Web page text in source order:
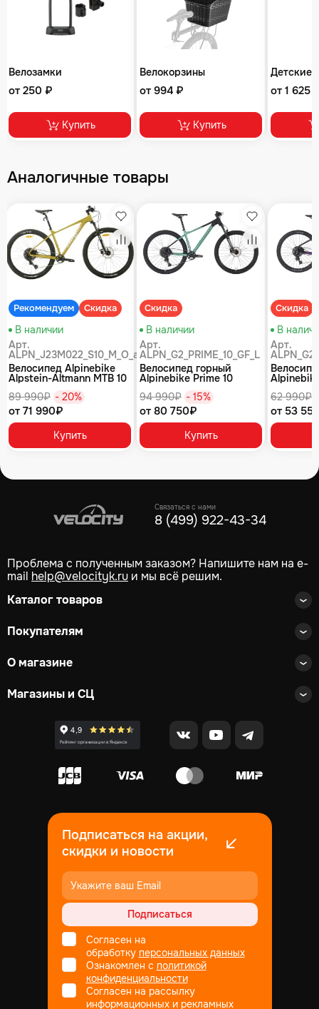
Велозамки
от 250 ₽
Купить
Велокорзины
от 994 ₽
Купить
Детские
от 1 625
Аналогичные товары
Рекомендуем Скидка
Избранное
Сравнение
В наличии
Арт.
ALPN_J23M022_S10_M_O_air
Велосипед Alpinebike
Alpstein-Altmann MTB 10
89 990₽ - 20%
от 71 990₽
Купить
Скидка
Избранное
Сравнение
В наличии
Арт.
ALPN_G2_PRIME_10_GF_L
Велосипед горный
Alpinebike Prime 10
94 990₽ - 15%
от 80 750₽
Купить
Скидка
В
Арт.
62 990₽
от 53
Связаться с нами
8 (499) 922-43-34
Проблема с полученным заказом? Напишите нам на e-
mail help@velocityk.ru и мы всё решим.
Каталог товаров
Покупателям
О магазине
Магазины и СЦ
Подписаться на акции,
скидки и новости
Подписаться
Согласен на
обработку персональных данных
Ознакомлен с политикой
конфиденциальности
Согласен на рассылку
информационных и рекламных